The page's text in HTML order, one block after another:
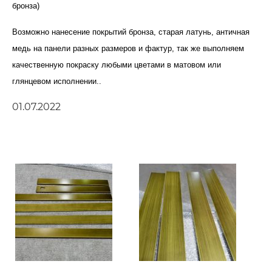
бронза)
Возможно нанесение покрытий бронза, старая латунь, античная
медь на панели разных размеров и фактур, так же выполняем
качественную покраску любыми цветами в матовом или
глянцевом исполнении..
01.07.2022